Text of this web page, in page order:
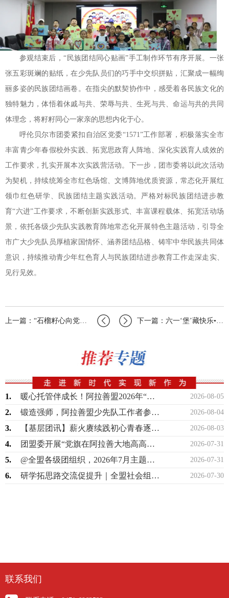
参观结束后，“民族团结同心贴画”手工制作环节有序开展。一张
张五彩斑斓的贴纸，在少先队员们的巧手中交织拼贴，汇聚成一幅绚
丽多姿的民族团结画卷。在指尖的默契协作中，感受着各民族文化的
独特魅力，体悟着休戚与共、荣辱与共、生死与共、命运与共的共同
体理念，将籽籽同心一家亲的思想内化于心。
呼伦贝尔市团委紧扣自治区党委“1571”工作部署，积极落实全市
丰富青少年春假校外实践、拓宽思政育人阵地、深化实践育人成效的
工作要求，扎实开展本次实践营活动。下一步，团市委将以此次活动
为契机，持续统筹全市红色场馆、文博阵地优质资源，常态化开展红
领巾红色研学、民族团结主题实践活动。严格对标民族团结进步教
育“六进”工作要求，不断创新实践形式、丰富课程载体、拓宽活动场
景，依托各级少先队实践教育阵地常态化开展特色主题活动，引导全
市广大少先队员厚植家国情怀、涵养团结品格、铸牢中华民族共同体
意识，持续推动青少年红色育人与民族团结进步教育工作走深走实、
见行见效。
上一篇：“石榴籽心向党籽籽同心一家亲”——乌海市少先队员民族团结进步教育“六进”… 下一篇：六一‘堡’藏快乐•团团守护童心”｜乌海团市委开展新兴领域青年亲子汉堡DI…
2026-08-05
1. 暖心托管伴成长！阿拉善盟2026年“希望工程伙伴项目”暑期困境儿童托管班正式开班
2026-08-04
2. 锻造强师，阿拉善盟少先队工作者参加自治区第86期培训班
2026-08-03
3. 【基层团讯】薪火赓续践初心青春逐梦启新程——孪井滩生态移民示范区召开西部计划志愿…
2026-07-31
4. 团盟委开展“党旗在阿拉善大地高高飘扬”联合主题党团日活动
2026-07-31
5. @全盟各级团组织，2026年7月主题团日活动指引来啦！
2026-07-30
6. 研学拓思路交流促提升｜全盟社会组织开展观摩研学活动
联系我们